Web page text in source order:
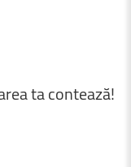
tacontează!